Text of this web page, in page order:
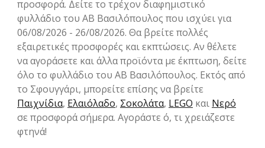
προσφορά. Δείτε το τρέχον διαφημιστικό
φυλλάδιο του ΑΒ Βασιλόπουλος που ισχύει για
06/08/2026 - 26/08/2026. Θα βρείτε πολλές
εξαιρετικές προσφορές και εκπτώσεις. Αν θέλετε
να αγοράσετε και άλλα προϊόντα με έκπτωση, δείτε
όλο το φυλλάδιο του ΑΒ Βασιλόπουλος. Εκτός από
το Σφουγγάρι, μπορείτε επίσης να βρείτε
Παιχνίδια, Ελαιόλαδο, Σοκολάτα, LEGO και Νερό
σε προσφορά σήμερα. Αγοράστε ό, τι χρειάζεστε
φτηνά!